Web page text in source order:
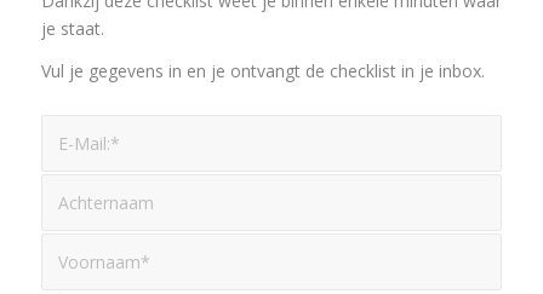
je staat.
Vul je gegevens in en je ontvangt de checklist in je inbox.